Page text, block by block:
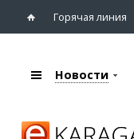
Горячая линия
Новости